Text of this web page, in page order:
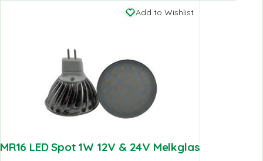
Add to Wishlist
MR16 LED Spot 1W 12V & 24V Melkglas